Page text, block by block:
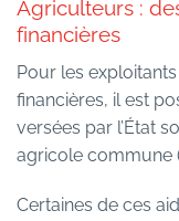
Agriculteurs :
financières
Pour les
financières, il est
versées par l’État
agricole commune
Certaines de ces